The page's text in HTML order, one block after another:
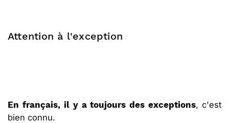
Attention à l'exception
En français, il y a toujours des exceptions, c'est
bien connu.